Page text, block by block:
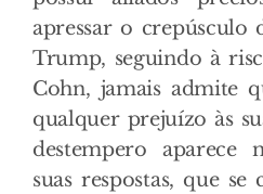
apressar o
Trump, seguindo à
Cohn, jamais admite
qualquer prejuízo às
destempero aparece
suas respostas, que